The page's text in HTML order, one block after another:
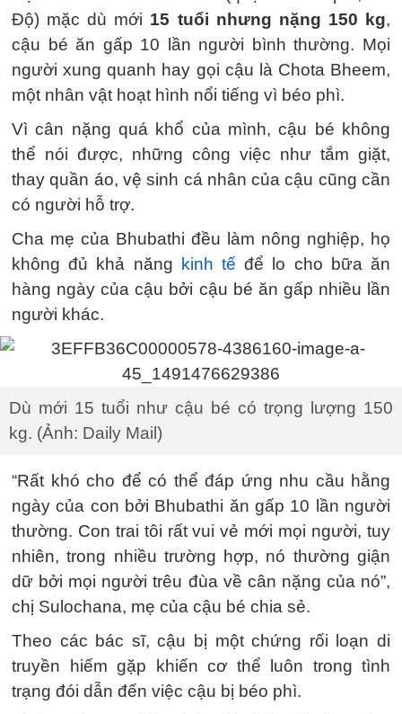
Độ) mặc dù mới 15 tuổi nhưng nặng 150 kg,
cậu bé ăn gấp 10 lần người bình thường. Mọi
người xung quanh hay gọi cậu là Chota Bheem,
một nhân vật hoạt hình nổi tiếng vì béo phì.
Vì cân nặng quá khổ của mình, cậu bé không
thể nói được, những công việc như tắm giặt,
thay quần áo, vệ sinh cá nhân của cậu cũng cần
có người hỗ trợ.
Cha mẹ của Bhubathi đều làm nông nghiệp, họ
không đủ khả năng
kinh tế để lo cho bữa ăn
hàng ngày của cậu bởi cậu bé ăn gấp nhiều lần
người khác.
Dù mới 15 tuổi như cậu bé có trọng lượng 150
kg. (Ảnh: Daily Mail)
“Rất khó cho để có thể đáp ứng nhu cầu hằng
ngày của con bởi Bhubathi ăn gấp 10 lần người
thường. Con trai tôi rất vui vẻ mới mọi người, tuy
nhiên, trong nhiều trường hợp, nó thường giận
dữ bởi mọi người trêu đùa về cân nặng của nó”,
chị Sulochana, mẹ của cậu bé chia sẻ.
Theo các bác sĩ, cậu bị một chứng rối loạn di
truyền hiếm gặp khiến cơ thể luôn trong tình
trạng đói dẫn đến việc cậu bị béo phì.